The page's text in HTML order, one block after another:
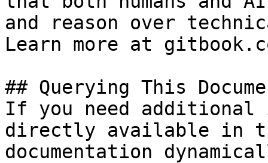
and reason over
Learn more at
## Querying This
If you need
directly available in
documentation